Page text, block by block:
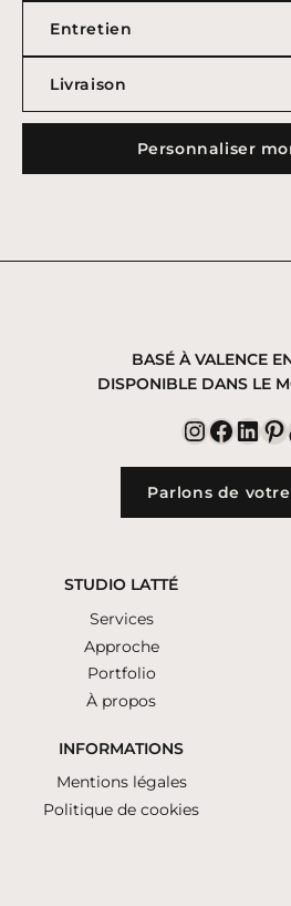
Entretien
Livraison
Personnaliser
BASÉ À VALENCE
DISPONIBLE DANS LE
Parlons de
STUDIO LATTÉ
Services
Approche
Portfolio
À propos
INFORMATIONS
Mentions légales
Politique de cookies